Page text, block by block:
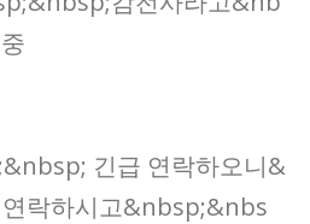
긴급 연락하오니&
락하시고&nbsp;&nbs